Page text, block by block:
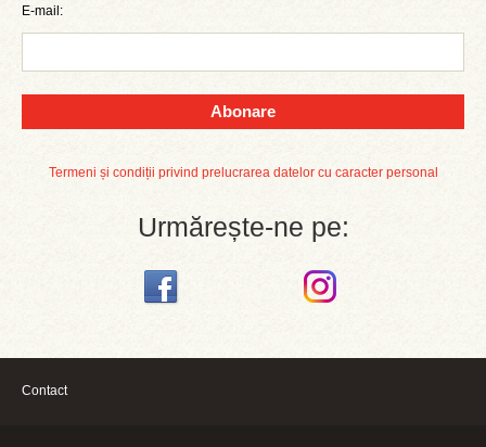
E-mail:
Abonare
Termeni și condiții privind prelucrarea datelor cu caracter personal
Urmărește-ne pe:
Contact